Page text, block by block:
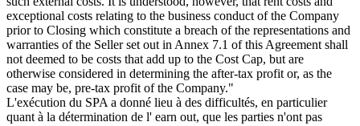
exceptional costs relating to the business conduct of the Company
prior to Closing which constitute a breach of the representations and
warranties of the Seller set out in Annex 7.1 of this Agreement shall
not deemed to be costs that add up to the Cost Cap, but are
otherwise considered in determining the after-tax profit or, as the
case may be, pre-tax profit of the Company."
L'exécution du SPA a donné lieu à des difficultés, en particulier
quant à la détermination de l' earn out, que les parties n'ont pas